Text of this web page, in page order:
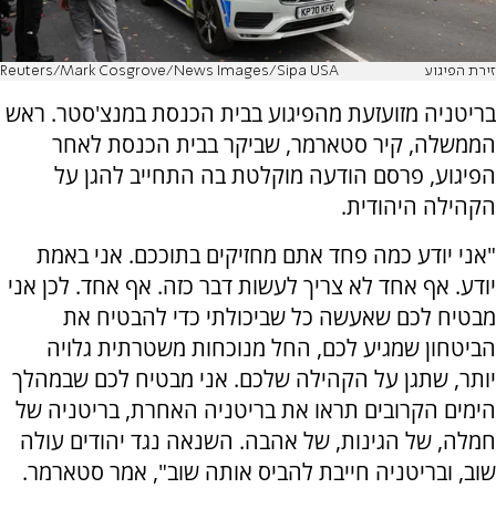
זירת הפיגוע Reuters/Mark Cosgrove/News Images/Sipa USA
בריטניה מזועזעת מהפיגוע בבית הכנסת במנצ'סטר. ראש
הממשלה, קיר סטארמר, שביקר בבית הכנסת לאחר
הפיגוע, פרסם הודעה מוקלטת בה התחייב להגן על
הקהילה היהודית.
"אני יודע כמה פחד אתם מחזיקים בתוככם. אני באמת
יודע. אף אחד לא צריך לעשות דבר כזה. אף אחד. לכן אני
מבטיח לכם שאעשה כל שביכולתי כדי להבטיח את
הביטחון שמגיע לכם, החל מנוכחות משטרתית גלויה
יותר, שתגן על הקהילה שלכם. אני מבטיח לכם שבמהלך
הימים הקרובים תראו את בריטניה האחרת, בריטניה של
חמלה, של הגינות, של אהבה. השנאה נגד יהודים עולה
שוב, ובריטניה חייבת להביס אותה שוב", אמר סטארמר.